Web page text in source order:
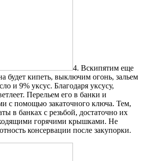
4. Вскипятим еще
будет кипеть, выключим огонь, зальем
и 9% уксус. Благодаря уксусу,
Перельем его в банки и
с помощью закаточного ключа. Тем,
в банках с резьбой, достаточно их
горячими крышками. Не
консервации после закупорки.